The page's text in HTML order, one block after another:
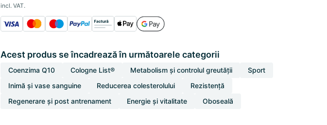
incl. VAT.
Acest produs se încadrează în următoarele categorii
Coenzima Q10 Cologne List® Metabolism și controlul greutății
Sport
Inimă și vase sanguine
Reducerea colesterolului
Rezistență
Regenerare și post antrenament
Energie și vitalitate Oboseală